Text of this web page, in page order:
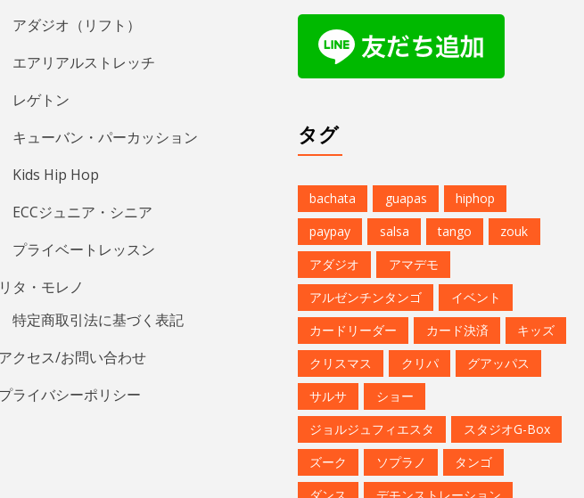
レゲトン
キューバン・パーカッション
Kids Hip Hop
ECCジュニア・シニア
プライベートレッスン
リタ・モレノ
特定商取引法に基づく表記
アクセス/お問い合わせ
プライバシーポリシー
タグ
bachata
アダジオ
アマデモ
アルゼンチンタンゴ
イベント
カードリーダー
カード決済
クリスマス
クリパ
グアッパス
サルサ
ショー
ジョルジュフィエスタ
スタジオG-Box
ズーク
ソプラノ
ダンス
デモンストレーション
バチャータ
バーレスク